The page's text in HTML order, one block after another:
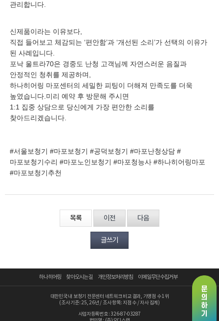
관리합니다.
신제품이라는 이유보다,
직접 들어보고 체감되는 ‘편안함’과 ‘개선된 소리’가 선택의 이유가
된 사례입니다.
포낙 울트라70은 경중도 난청 고객님께 자연스러운 음질과
안정적인 청취를 제공하며,
하나히어링 마포센터의 세밀한 피팅이 더해져 만족도를 더욱
높였습니다.미리 예약 후 방문해 주시면
1:1 집중 상담으로 당신에게 가장 편안한 소리를
찾아드리겠습니다.
#서울보청기 #마포보청기 #공덕보청기 #마포난청상담 #
마포보청기수리 #마포노인보청기 #마포청능사 #하나히어링마포
#마포보청기추천
목록 이전 다음
글쓰기
하나히어링 찾아오시는 길 개인정보처리방침 이메일무단수집거부
대한민국 내 보청기 전문센터 네트워크 비교 결과, 가맹점 수 1위
(조사 기준: 25, 26년 / 조사 항목: 지점 수 / 자사 집계)
사업자등록번호 : 326-87-03287